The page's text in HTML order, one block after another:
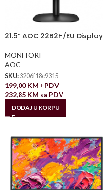
21.5” AOC 22B2H/EU Display
MONITORI
AOC
SKU: 3206f18c9315
199,00KM +PDV
232,85 KM sa PDV
DODAJ U KORPU